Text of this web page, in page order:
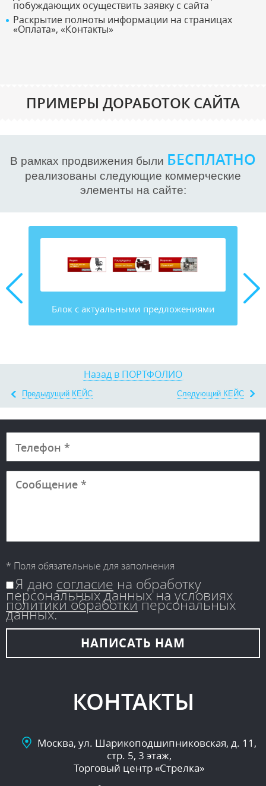
побуждающих осуществить заявку с сайта
Раскрытие полноты информации на страницах
«Оплата», «Контакты»
ПРИМЕРЫ ДОРАБОТОК САЙТА
В рамках продвижения были БЕСПЛАТНО
реализованы следующие коммерческие
элементы на сайте:
Блок с актуальными предложениями
Предыдущий КЕЙС
Назад в ПОРТФОЛИО
Следующий КЕЙС
* Поля обязательные для заполнения
Я даю согласие на обработку
персональных данных на условиях
политики обработкиперсональных
данных.
НАПИСАТЬ НАМ
КОНТАКТЫ
Москва, ул. Шарикоподшипниковская, д. 11,
стр. 5, 3 этаж,
Торговый центр «Стрелка»